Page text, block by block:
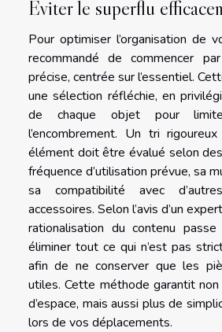
Éviter le superflu
Pour optimiser l’organisation de
recommandé de commencer
précise, centrée sur l’essentiel.
une sélection réfléchie, en
de chaque objet pour
l’encombrement. Un tri rigoureux
élément doit être évalué selon
fréquence d’utilisation prévue, sa
sa compatibilité avec
accessoires. Selon l’avis d’un
rationalisation du contenu
éliminer tout ce qui n’est pas
afin de ne conserver que les
utiles. Cette méthode garantit
d’espace, mais aussi plus de
lors de vos déplacements.